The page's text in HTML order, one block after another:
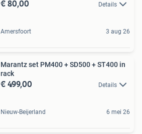
€ 80,00 Details
Amersfoort 3 aug 26
Marantz set PM400 + SD500 + ST400 in
rack
€ 499,00 Details
Nieuw-Beijerland 6 mei 26